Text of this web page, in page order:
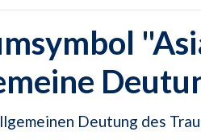
Deutung des